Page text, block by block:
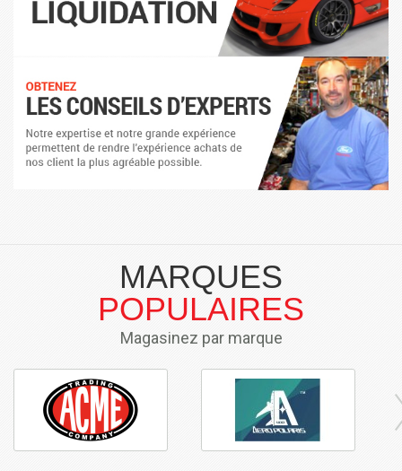
MARQUES
POPULAIRES
Magasinez par marque